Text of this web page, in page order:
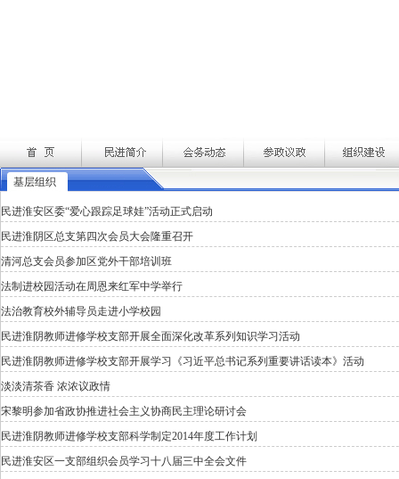
基层组织
民进淮安区委“爱心跟踪足球娃”活动正式启动
民进淮阴区总支第四次会员大会隆重召开
清河总支会员参加区党外干部培训班
法制进校园活动在周恩来红军中学举行
法治教育校外辅导员走进小学校园
民进淮阴教师进修学校支部开展全面深化改革系列知识学习活动
民进淮阴教师进修学校支部开展学习《习近平总书记系列重要讲话读本》活动
淡淡清茶香 浓浓议政情
宋黎明参加省政协推进社会主义协商民主理论研讨会
民进淮阴教师进修学校支部科学制定2014年度工作计划
民进淮安区一支部组织会员学习十八届三中全会文件